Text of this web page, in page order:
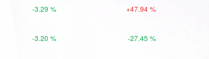
-3.29 % +47.94 %
-3.20 % -27.45 %